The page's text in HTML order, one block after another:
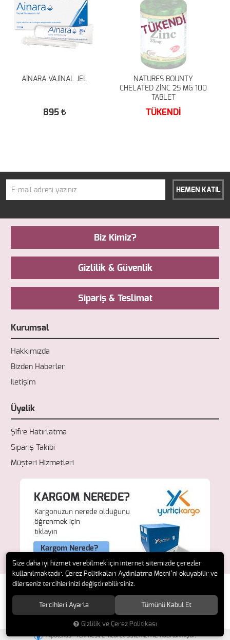
AİNARA VAJİNAL JEL
895
TÜKENDİ
NATURES BOUNTY
CHELATED ZİNC 25 MG 100
TABLET
TÜKENDİ
HEMEN KATIL
Biz Kimiz?
Gizlilik & Güvenlik
Sipariş & Teslimat
Kurumsal
Hakkımızda
Bizden Haberler
İletişim
Üyelik
Şifre Hatırlatma
Sipariş Takibi
Müşteri Hizmetleri
© 2018 Fresh Ecza. Tüm hakları saklıdır.
Hipotenüs Yeni Nesil E-Ticaret Sistemleri ile Hazırlanmıştır.
Size daha iyi hizmet verebilmek için internet sitemizde çerezler
kullanılmaktadır. Çerez Politikaları Aydınlatma Metni’ni okuyabilir ve
dilerseniz tercihlerinizi değiştirebilirsiniz.
Tercihleri Ayarla Tümünü Kabul Et
Gizlilik ve Çerez Politikası